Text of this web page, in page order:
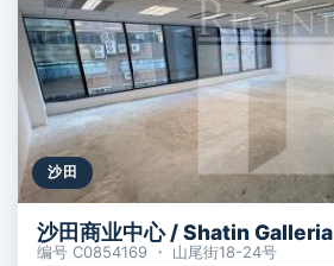
沙田
沙田商业中心 / Shatin Galleria
编号 C0854169 ・ 山尾街18-24号